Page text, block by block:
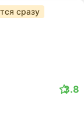
сразу
3.8